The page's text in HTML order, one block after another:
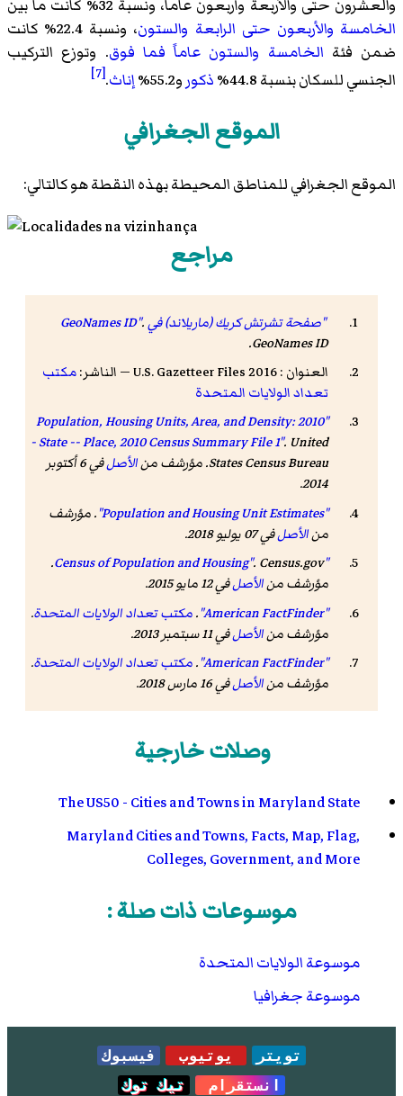
والعشرون حتى والأربعة وأربعون عاماً، ونسبة 32% كانت ما بين
الخامسة والأربعون حتى الرابعة والستون
، ونسبة 22.4% كانت
ضمن فئة الخامسة والستون عاماً فما فوق. وتوزع التركيب
الجنسي للسكان بنسبة 44.8%
ذكورو55.2% إناث.
[7]
الموقع الجغرافي
الموقع الجغرافي للمناطق المحيطة بهذه النقطة هو كالتالي:
مراجع
"صفحة تشرتش كريك (ماريلاند) في GeoNames ID".
GeoNames ID
.
العنوان : 2016 U.S. Gazetteer Files — الناشر:
مكتب
تعداد الولايات المتحدة
"Population, Housing Units, Area, and Density: 2010
- State -- Place, 2010 Census Summary File 1". United
States Census Bureau. مؤرشف من
الأصل
في 6 أكتوبر
2014
.
"Population and Housing Unit Estimates"
. مؤرشف
منالأصلفي 07 يوليو 2018
.
"Census of Population and Housing"
. Census.gov.
مؤرشف منالأصلفي 12 مايو 2015
.
"American FactFinder"
.مكتب تعداد الولايات المتحدة.
مؤرشف منالأصلفي 11 سبتمبر 2013
.
"American FactFinder"
.مكتب تعداد الولايات المتحدة.
مؤرشف منالأصلفي 16 مارس 2018 .
وصلات خارجية
The US50 - Cities and Towns in Maryland State
Maryland Cities and Towns, Facts, Map, Flag,
Colleges, Government, and More
موسوعات ذات صلة :
موسوعة الولايات المتحدة
موسوعة جغرافيا
تويتر يوتيوب
فيسبوك
انستقرام
تيك توك